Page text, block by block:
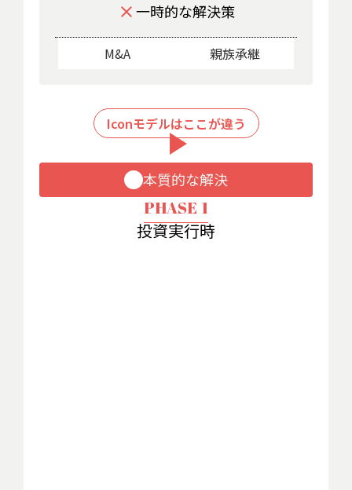
close 一時的な解決策
M&A 親族承継
Iconモデルはここが違う
play_arrow
本質的な解決
PHASE 1
投資実行時